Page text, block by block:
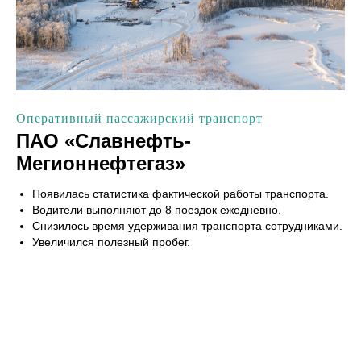
Оперативный пассажирский транспорт
ПАО «Славнефть-
Мегионнефтегаз»
Появилась статистика фактической работы транспорта.
Водители выполняют до 8 поездок ежедневно.
Снизилось время удерживания транспорта сотрудниками.
Увеличился полезный пробег.